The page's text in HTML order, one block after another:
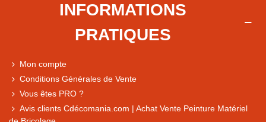
Express, Chez vous, Point relais, Retrait magasin
INFORMATIONS
PRATIQUES
Mon compte
Conditions Générales de Vente
Vous êtes PRO ?
Avis clients Cdécomania.com | Achat Vente Peinture Matériel